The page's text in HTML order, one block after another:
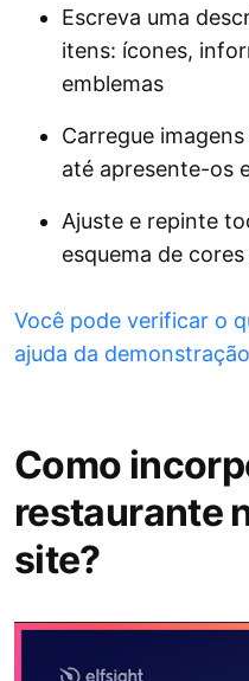
Escreva uma
itens: ícones,
emblemas
Carregue
até apresente-os
Ajuste e repinte
esquema de
Você pode verificar o
ajuda da demonstração
Como
restaurante
site?